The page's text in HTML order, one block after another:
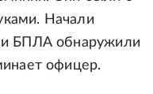
Начали
БПЛА обнаружили
офицер.